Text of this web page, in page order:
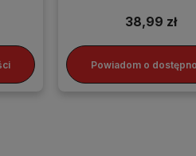
38,99 zł
Powiadom o